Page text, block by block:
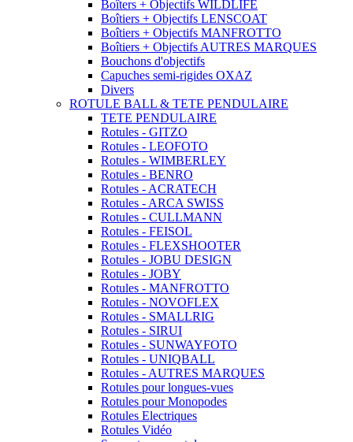
Boîters + Objectifs WILDLIFE
Boîtiers + Objectifs LENSCOAT
Boîtiers + Objectifs MANFROTTO
Boîtiers + Objectifs AUTRES MARQUES
Bouchons d'objectifs
Capuches semi-rigides OXAZ
Divers
ROTULE BALL & TETE PENDULAIRE
TETE PENDULAIRE
Rotules - GITZO
Rotules - LEOFOTO
Rotules - WIMBERLEY
Rotules - BENRO
Rotules - ACRATECH
Rotules - ARCA SWISS
Rotules - CULLMANN
Rotules - FEISOL
Rotules - FLEXSHOOTER
Rotules - JOBU DESIGN
Rotules - JOBY
Rotules - MANFROTTO
Rotules - NOVOFLEX
Rotules - SMALLRIG
Rotules - SIRUI
Rotules - SUNWAYFOTO
Rotules - UNIQBALL
Rotules - AUTRES MARQUES
Rotules pour longues-vues
Rotules pour Monopodes
Rotules Electriques
Rotules Vidéo